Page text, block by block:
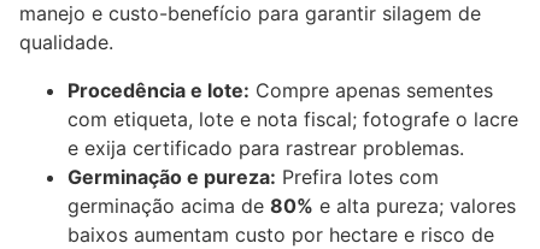
manejo e custo-benefício para garantir silagem de
qualidade.
Procedência e lote: Compre apenas sementes
com etiqueta, lote e nota fiscal; fotografe o lacre
e exija certificado para rastrear problemas.
Germinação e pureza: Prefira lotes com
germinação acima de 80% e alta pureza; valores
baixos aumentam custo por hectare e risco de